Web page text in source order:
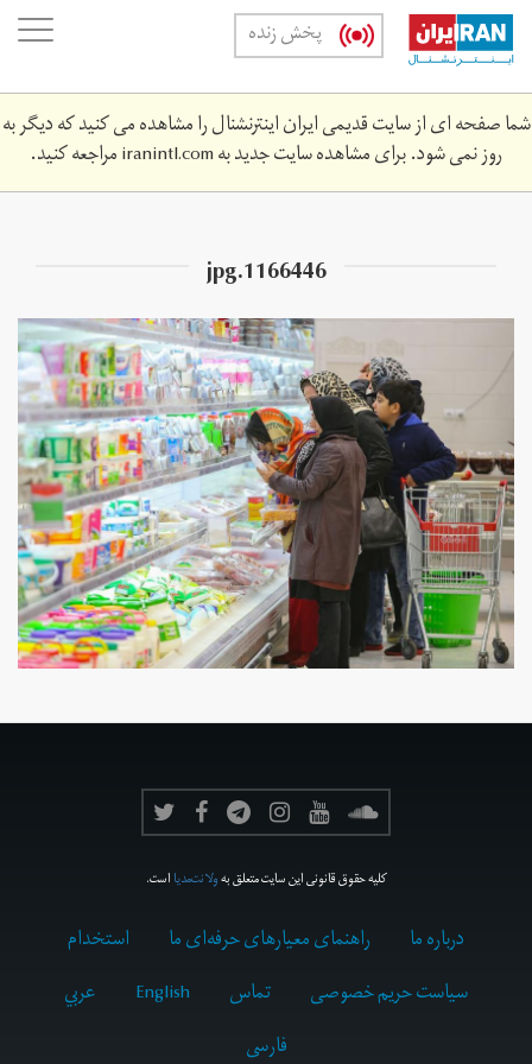
Skip
main
content
پخش زنده
شما صفحه ای از سایت قدیمی ایران اینترنشنال را مشاهده می کنید که دیگر به
روز نمی شود. برای مشاهده سایت جدید بهiranintl.comمراجعه کنید.
1166446.jpg
کلیه حقوق قانونی این سایت متعلق بهولانت‌مدیااست.
درباره ما راهنمای معیارهای حرفه‌ای ما
استخدام
سیاست حریم خصوصی
تماس English
عربي
فارسى